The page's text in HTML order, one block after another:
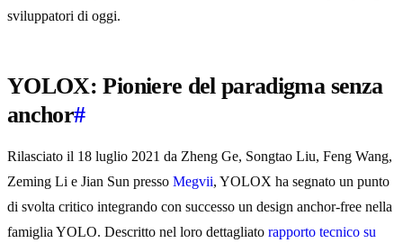
sviluppatori di oggi.
YOLOX: Pioniere del paradigma senza
anchor#
Rilasciato il 18 luglio 2021 da Zheng Ge, Songtao Liu, Feng Wang,
Zeming Li e Jian Sun presso Megvii, YOLOX ha segnato un punto
di svolta critico integrando con successo un design anchor-free nella
famiglia YOLO. Descritto nel loro dettagliato rapporto tecnico su